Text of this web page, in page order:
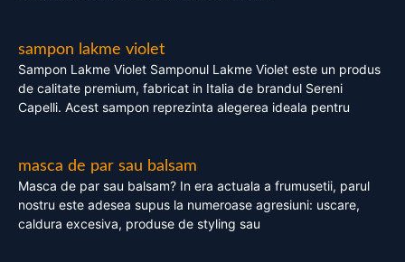
sampon lakme violet
Sampon Lakme Violet Samponul Lakme Violet este un produs
de calitate premium, fabricat in Italia de brandul Sereni
Capelli. Acest sampon reprezinta alegerea ideala pentru
masca de par sau balsam
Masca de par sau balsam? In era actuala a frumusetii, parul
nostru este adesea supus la numeroase agresiuni: uscare,
caldura excesiva, produse de styling sau